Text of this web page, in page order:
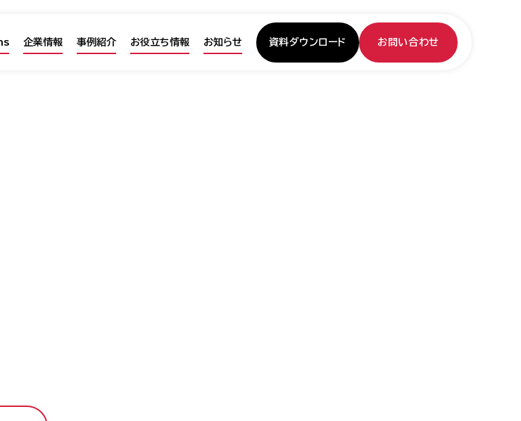
企業情報 事例紹介 お役立ち情報 お知らせ 資料ダウンロード お問い合わせ